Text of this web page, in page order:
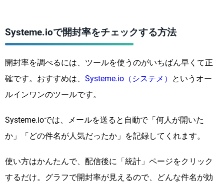
Systeme.ioで開封率をチェックする方法
開封率を調べるには、ツールを使うのがいちばん早くて正
確です。おすすめは、 Systeme.io（システメ）
というオー
ルインワンのツールです。
Systeme.ioでは、メールを送ると自動で「何人が開いた
か」「どの件名が人気だったか」を記録してくれます。
使い方はかんたんで、配信後に「統計」ページをクリック
するだけ。グラフで開封率が見えるので、どんな件名が効